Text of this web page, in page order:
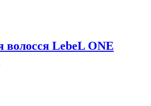
волосся LebeL ONE